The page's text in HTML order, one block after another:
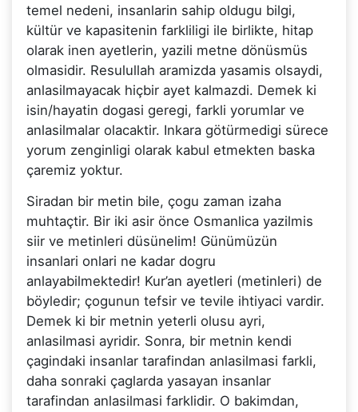
temel nedeni, insanlarin sahip oldugu bilgi,
kültür ve kapasitenin farkliligi ile birlikte, hitap
olarak inen ayetlerin, yazili metne dönüsmüs
olmasidir. Resulullah aramizda yasamis olsaydi,
anlasilmayacak hiçbir ayet kalmazdi. Demek ki
isin/hayatin dogasi geregi, farkli yorumlar ve
anlasilmalar olacaktir. Inkara götürmedigi sürece
yorum zenginligi olarak kabul etmekten baska
çaremiz yoktur.
Siradan bir metin bile, çogu zaman izaha
muhtaçtir. Bir iki asir önce Osmanlica yazilmis
siir ve metinleri düsünelim! Günümüzün
insanlari onlari ne kadar dogru
anlayabilmektedir! Kur’an ayetleri (metinleri) de
böyledir; çogunun tefsir ve tevile ihtiyaci vardir.
Demek ki bir metnin yeterli olusu ayri,
anlasilmasi ayridir. Sonra, bir metnin kendi
çagindaki insanlar tarafindan anlasilmasi farkli,
daha sonraki çaglarda yasayan insanlar
tarafindan anlasilmasi farklidir. O bakimdan,